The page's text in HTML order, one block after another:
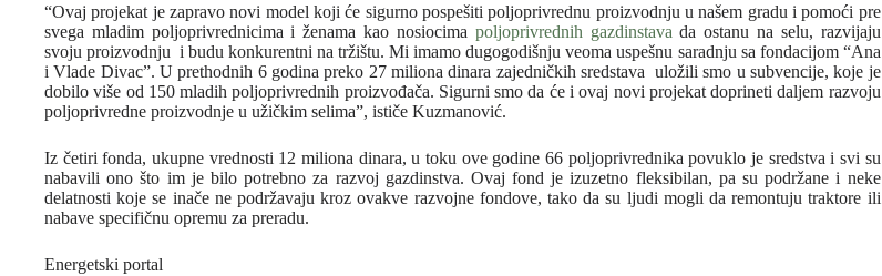
“Ovaj projekat je zapravo novi model koji će sigurno pospešiti poljoprivrednu proizvodnju u našem gradu i pomoći pre
svega mladim poljoprivrednicima i ženama kao nosiocima poljoprivrednih gazdinstava da ostanu na selu, razvijaju
svoju proizvodnju i budu konkurentni na tržištu. Mi imamo dugogodišnju veoma uspešnu saradnju sa fondacijom “Ana
i Vlade Divac”. U prethodnih 6 godina preko 27 miliona dinara zajedničkih sredstava uložili smo u subvencije, koje je
dobilo više od 150 mladih poljoprivrednih proizvođača. Sigurni smo da će i ovaj novi projekat doprineti daljem razvoju
poljoprivredne proizvodnje u užičkim selima”, ističe Kuzmanović.
Iz četiri fonda, ukupne vrednosti 12 miliona dinara, u toku ove godine 66 poljoprivrednika povuklo je sredstva i svi su
nabavili ono što im je bilo potrebno za razvoj gazdinstva. Ovaj fond je izuzetno fleksibilan, pa su podržane i neke
delatnosti koje se inače ne podržavaju kroz ovakve razvojne fondove, tako da su ljudi mogli da remontuju traktore ili
nabave specifičnu opremu za preradu.
Energetski portal